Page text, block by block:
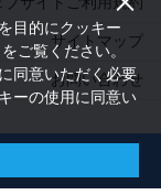
目的にクッキー
をご覧ください。
同意いただく必要
ーの使用に同意い
サイトマップ
お問い合わせ
All Rights Reserved.